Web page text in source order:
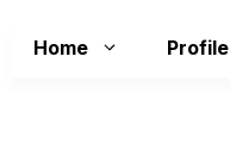
Home Profile